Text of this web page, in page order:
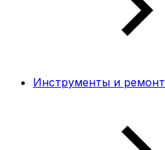
Инструменты и ремонт